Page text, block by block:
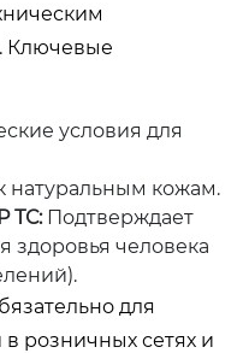
Ключевые
условия для
натуральным кожам.
ТС:Подтверждает
здоровья человека
для
розничных сетях и